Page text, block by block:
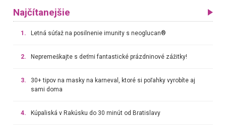
Najčítanejšie
1. Letná súťaž na posilnenie imunity s neoglucan®
2. Nepremeškajte s deťmi fantastické prázdninové zážitky!
3.
30+ tipov na masky na karneval, ktoré si poľahky vyrobíte aj
sami doma
4. Kúpaliská v Rakúsku do 30 minút od Bratislavy